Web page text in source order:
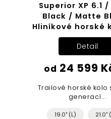
Superior XP 6.1
Black / Matte
Hliníkové horské
od 24 599
Detail
Trailové horské kolo
generací...
19.0" (L) 21.0"